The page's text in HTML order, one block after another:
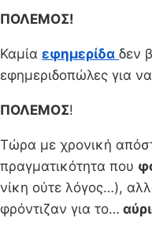
ΠΟΛΕΜΟΣ!
Καμία εφημερίδα δεν
εφημεριδοπώλες για
ΠΟΛΕΜΟΣ!
Τώρα με χρονική
πραγματικότητα που
νίκη ούτε λόγος…),
φρόντιζαν για το…